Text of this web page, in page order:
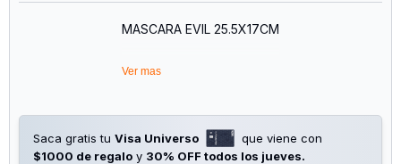
MASCARA EVIL 25.5X17CM
Ver mas
Saca gratis tu Visa Universo
que viene con
$1000 de regalo y 30% OFF todos los jueves.